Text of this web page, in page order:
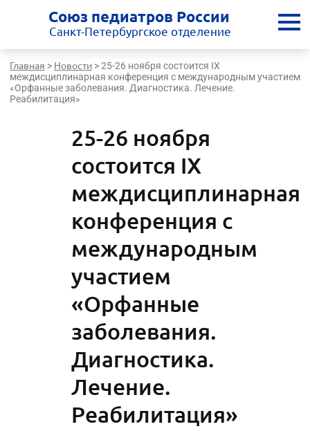
Союз педиатров России
Санкт-Петербургское отделение
Главная > Новости >25-26 ноября состоится IX
междисциплинарная конференция с международным участием
«Орфанные заболевания. Диагностика. Лечение.
Реабилитация»
25-26 ноября
состоится IX
междисциплинарная
конференция с
международным
участием
«Орфанные
заболевания.
Диагностика.
Лечение.
Реабилитация»